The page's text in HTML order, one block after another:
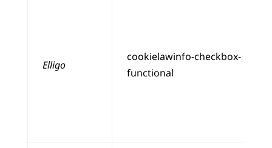
Elligo
cookielawinfo-checkbox-
functional